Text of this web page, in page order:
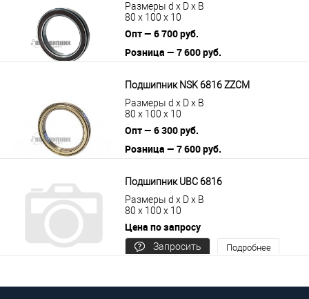
Размеры d x D x B
80 x 100 x 10
Опт — 6 700 руб.
Розница — 7 600 руб.
Подшипник NSK 6816 ZZCM
Размеры d x D x B
80 x 100 x 10
Опт — 6 300 руб.
Розница — 7 600 руб.
Подшипник UBC 6816
Размеры d x D x B
80 x 100 x 10
Цена по запросу
Запросить
Подробнее